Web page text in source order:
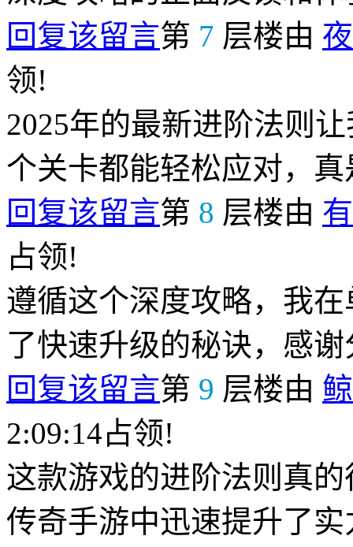
回复该留言第 7 层楼由
领!
2025年的最新进阶法则
个关卡都能轻松应对，
回复该留言第 8 层楼由
占领!
遵循这个深度攻略，我
了快速升级的秘诀，感
回复该留言第 9 层楼由
2:09:14占领!
这款游戏的进阶法则真
传奇手游中迅速提升了